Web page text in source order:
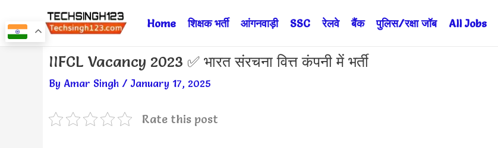
to
Home शिक्षक भर्ती आंगनवाड़ी SSC रेलवे बैंक पुलिस/रक्षा जॉब All Jobs
IIFCL Vacancy 2023 ✅ भारत संरचना वित्त कंपनी में भर्ती
By Amar Singh / January 17, 2025
Rate this post
Post